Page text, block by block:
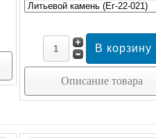
Описание товара